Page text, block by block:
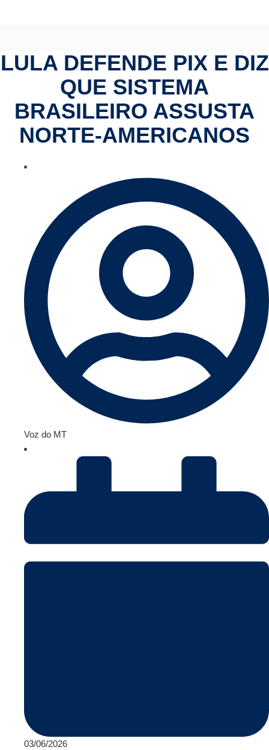
LULA DEFENDE PIX E DIZ
QUE SISTEMA
BRASILEIRO ASSUSTA
NORTE-AMERICANOS
Voz do MT
03/06/2026